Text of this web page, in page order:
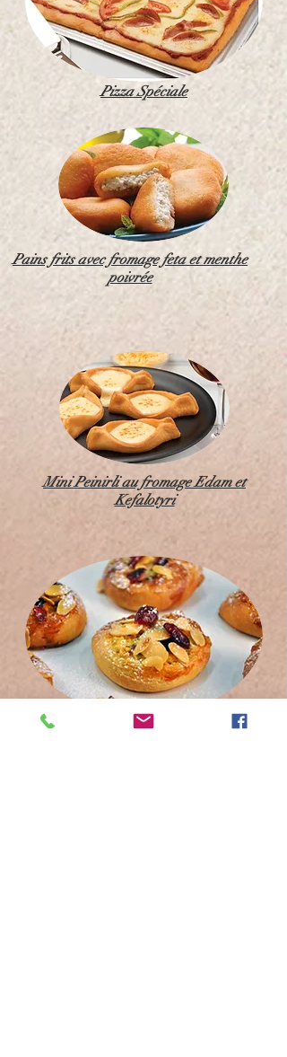
Pizza Spéciale
Pains frits avec fromage feta et menthe
poivrée
Mini Peinirli au fromage Edam et
Kefalotyri
Rouleaux d'amandes, raisins secs et